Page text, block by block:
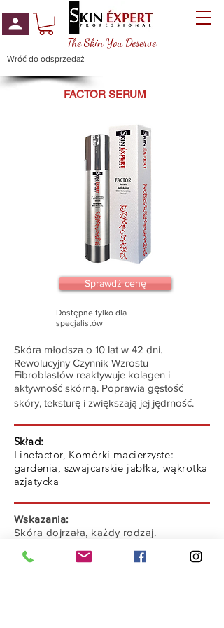
The Skin You Deserve
Wróć do odsprzedaż
FACTOR SERUM
Sprawdź cenę
Dostępne tylko dla
specjalistów
Skóra młodsza o 10 lat w 42 dni.
Rewolucyjny Czynnik Wzrostu
Fibroblastów reaktywuje kolagen i
aktywność skórną. Poprawia gęstość
skóry, teksturę i zwiększają jej jędrność.
Skład:
Linefactor, Komórki macierzyste:
gardenia, szwajcarskie jabłka, wąkrotka
azjatycka
Wskazania:
Skóra dojrzała, każdy rodzaj.